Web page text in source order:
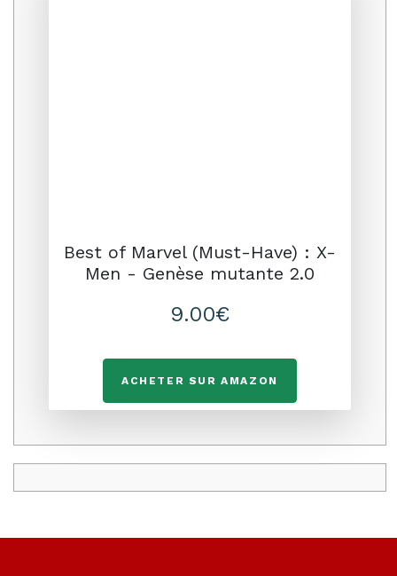
Best of Marvel (Must-Have) : X-
Men - Genèse mutante 2.0
9.00€
ACHETER SUR AMAZON